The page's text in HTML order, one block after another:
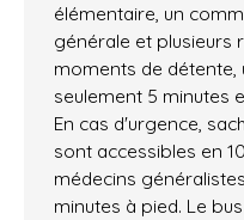
élémentaire, un
générale et plusieurs
moments de détente,
seulement 5 minutes
En cas d'urgence,
sont accessibles en
médecins
minutes à pied. Le